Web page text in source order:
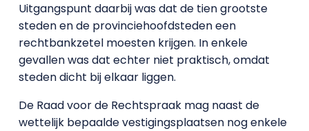
Uitgangspunt daarbij was dat de tien grootste
steden en de provinciehoofdsteden een
rechtbankzetel moesten krijgen. In enkele
gevallen was dat echter niet praktisch, omdat
steden dicht bij elkaar liggen.
De Raad voor de Rechtspraak mag naast de
wettelijk bepaalde vestigingsplaatsen nog enkele